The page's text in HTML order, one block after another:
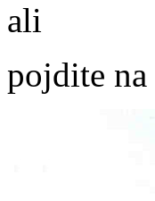
ali
pojdite na